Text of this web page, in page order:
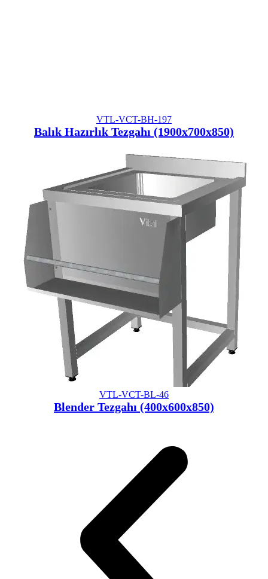
VTL-VCT-BH-197
Balık Hazırlık Tezgahı (1900x700x850)
VTL-VCT-BL-46
Blender Tezgahı (400x600x850)